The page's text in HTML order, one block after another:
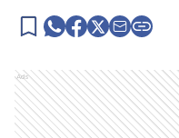
Ads